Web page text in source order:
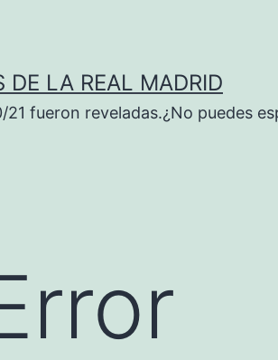
DE LA REAL MADRID
fueron reveladas.¿No puedes